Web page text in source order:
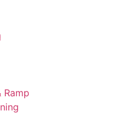
Ramp